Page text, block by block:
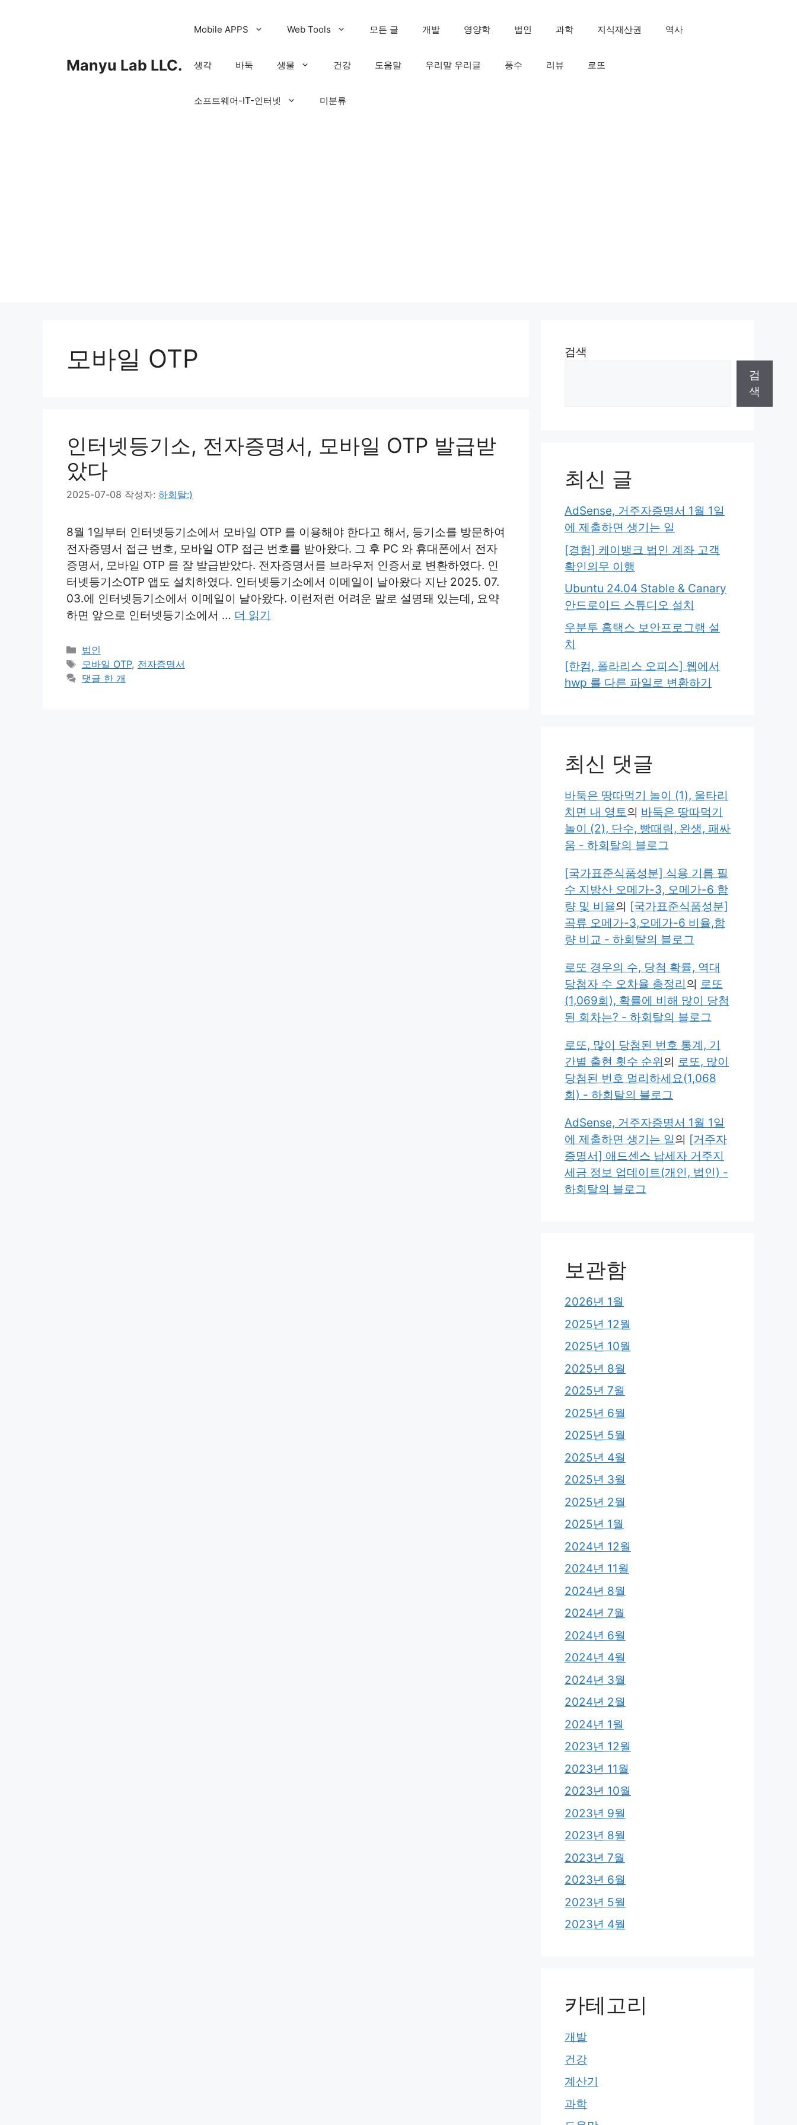
Manyu Lab LLC.
Mobile APPS Web Tools 모든 글 개발 영양학 법인 과학 지식재산권 역사
생각 바둑 생물 건강 도움말 우리말 우리글 풍수 리뷰 로또
소프트웨어-IT-인터넷 미분류
모바일 OTP
인터넷등기소, 전자증명서, 모바일 OTP 발급받
았다
2025-07-08 작성자: 하회탈:)
8월 1일부터 인터넷등기소에서 모바일 OTP 를 이용해야 한다고 해서, 등기소를 방문하여
전자증명서 접근 번호, 모바일 OTP 접근 번호를 받아왔다. 그 후 PC 와 휴대폰에서 전자
증명서, 모바일 OTP 를 잘 발급받았다. 전자증명서를 브라우저 인증서로 변환하였다. 인
터넷등기소OTP 앱도 설치하였다. 인터넷등기소에서 이메일이 날아왔다 지난 2025. 07.
03.에 인터넷등기소에서 이메일이 날아왔다. 이런저런 어려운 말로 설명돼 있는데, 요약
하면 앞으로 인터넷등기소에서 … 더 읽기
카
테
고
법인
태
그
모바일 OTP, 전자증명서
댓글 한 개
검색
검
색
최신 글
AdSense, 거주자증명서 1월 1일
에 제출하면 생기는 일
[경험] 케이뱅크 법인 계좌 고객
확인의무 이행
Ubuntu 24.04 Stable & Canary
안드로이드 스튜디오 설치
우분투 홈택스 보안프로그램 설
치
[한컴, 폴라리스 오피스] 웹에서
hwp 를 다른 파일로 변환하기
최신 댓글
바둑은 땅따먹기 놀이 (1), 울타리
치면 내 영토의 바둑은 땅따먹기
놀이 (2), 단수, 빵때림, 완생, 패싸
움 - 하회탈의 블로그
[국가표준식품성분] 식용 기름 필
수 지방산 오메가-3, 오메가-6 함
량 및 비율의 [국가표준식품성분]
곡류 오메가-3,오메가-6 비율,함
량 비교 - 하회탈의 블로그
로또 경우의 수, 당첨 확률, 역대
당첨자 수 오차율 총정리의 로또
(1,069회), 확률에 비해 많이 당첨
된 회차는? - 하회탈의 블로그
로또, 많이 당첨된 번호 통계, 기
간별 출현 횟수 순위의 로또, 많이
당첨된 번호 멀리하세요(1,068
회) - 하회탈의 블로그
AdSense, 거주자증명서 1월 1일
에 제출하면 생기는 일의 [거주자
증명서] 애드센스 납세자 거주지
세금 정보 업데이트(개인, 법인) -
하회탈의 블로그
보관함
2026년 1월
2025년 12월
2025년 10월
2025년 8월
2025년 7월
2025년 6월
2025년 5월
2025년 4월
2025년 3월
2025년 2월
2025년 1월
2024년 12월
2024년 11월
2024년 8월
2024년 7월
2024년 6월
2024년 4월
2024년 3월
2024년 2월
2024년 1월
2023년 12월
2023년 11월
2023년 10월
2023년 9월
2023년 8월
2023년 7월
2023년 6월
2023년 5월
2023년 4월
카테고리
개발
건강
계산기
과학